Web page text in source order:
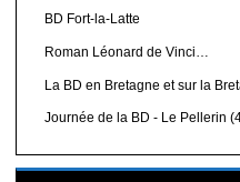
BD Fort-la-Latte
Roman Léonard de Vinci…
La BD en Bretagne et sur la
Journée de la BD - Le Pellerin